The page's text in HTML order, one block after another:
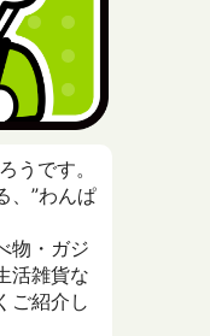
うです。
、”わんぱ
物・ガジ
活雑貨な
ご紹介し